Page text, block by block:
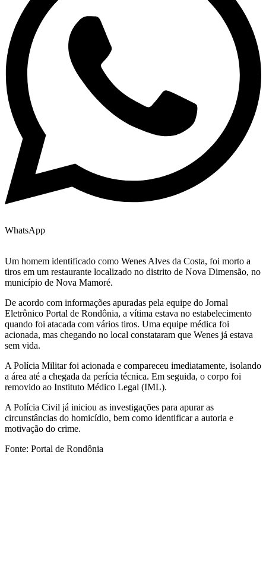
WhatsApp
Um homem identificado como Wenes Alves da Costa, foi morto a
tiros em um restaurante localizado no distrito de Nova Dimensão, no
município de Nova Mamoré.
De acordo com informações apuradas pela equipe do Jornal
Eletrônico Portal de Rondônia, a vítima estava no estabelecimento
quando foi atacada com vários tiros. Uma equipe médica foi
acionada, mas chegando no local constataram que Wenes já estava
sem vida.
A Polícia Militar foi acionada e compareceu imediatamente, isolando
a área até a chegada da perícia técnica. Em seguida, o corpo foi
removido ao Instituto Médico Legal (IML).
A Polícia Civil já iniciou as investigações para apurar as
circunstâncias do homicídio, bem como identificar a autoria e
motivação do crime.
Fonte: Portal de Rondônia